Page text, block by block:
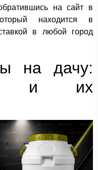
на сайт в
находится в
в любой город
на дачу:
и их